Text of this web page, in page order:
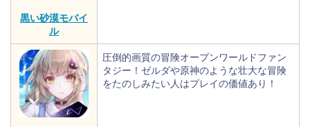
黒い砂漠モバイ
ル
圧倒的画質の冒険オープンワールドファン
タジー！ゼルダや原神のような壮大な冒険
をたのしみたい人はプレイの価値あり！